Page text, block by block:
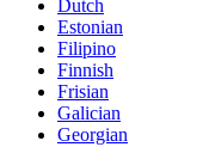
Dutch
Estonian
Filipino
Finnish
Frisian
Galician
Georgian